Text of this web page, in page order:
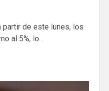
partir de este lunes, los
al 5%, lo...